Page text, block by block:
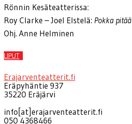
Rönnin Kesäteatterissa:
Roy Clarke – Joel Elstelä: Pokka pitää
Ohj. Anne Helminen
LIPUT
Erajarventeatterit.fi
Eräpyhäntie 937
35220 Eräjärvi
info[at]erajarventeatterit.fi
050 4368466